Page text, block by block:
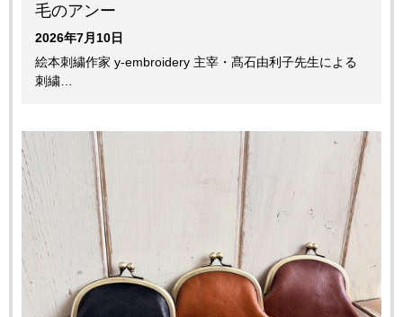
毛のアンー
2026年7月10日
絵本刺繍作家 y-embroidery 主宰・髙石由利子先生による
刺繍…